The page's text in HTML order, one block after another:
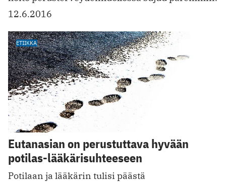
12.6.2016
ETIIKKA
Eutanasian on perustuttava hyvään
potilas-lääkärisuhteeseen
Potilaan ja lääkärin tulisi päästä